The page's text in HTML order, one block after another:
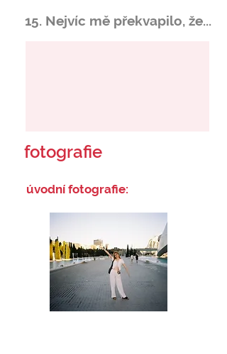
15. Nejvíc mě překvapilo, že...
fotografie
úvodní fotografie: